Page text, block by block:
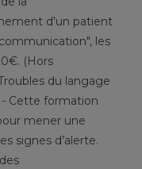
d'un patient
les
(Hors
du langage
Cette formation
mener une
signes d’alerte.